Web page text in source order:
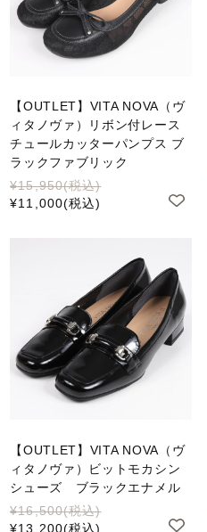
【OUTLET】VITA NOVA（ヴ
ィタノヴァ）リボン付レース
チュールカッターパンプス ブ
ラックファブリック
¥15,950(税込)
¥11,000(税込)
【OUTLET】VITA NOVA（ヴ
ィタノヴァ）ビットモカシン
シューズ ブラックエナメル
¥16,500(税込)
¥13,200(税込)